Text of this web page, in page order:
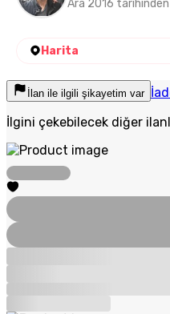
Ara 2016
Harita
İlan ile ilgili şikayetim var
İlgini çekebilecek diğer